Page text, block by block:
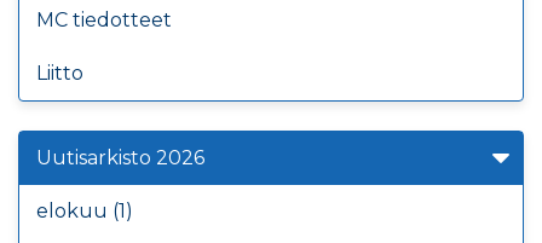
MC tiedotteet
Liitto
Uutisarkisto 2026
elokuu (1)